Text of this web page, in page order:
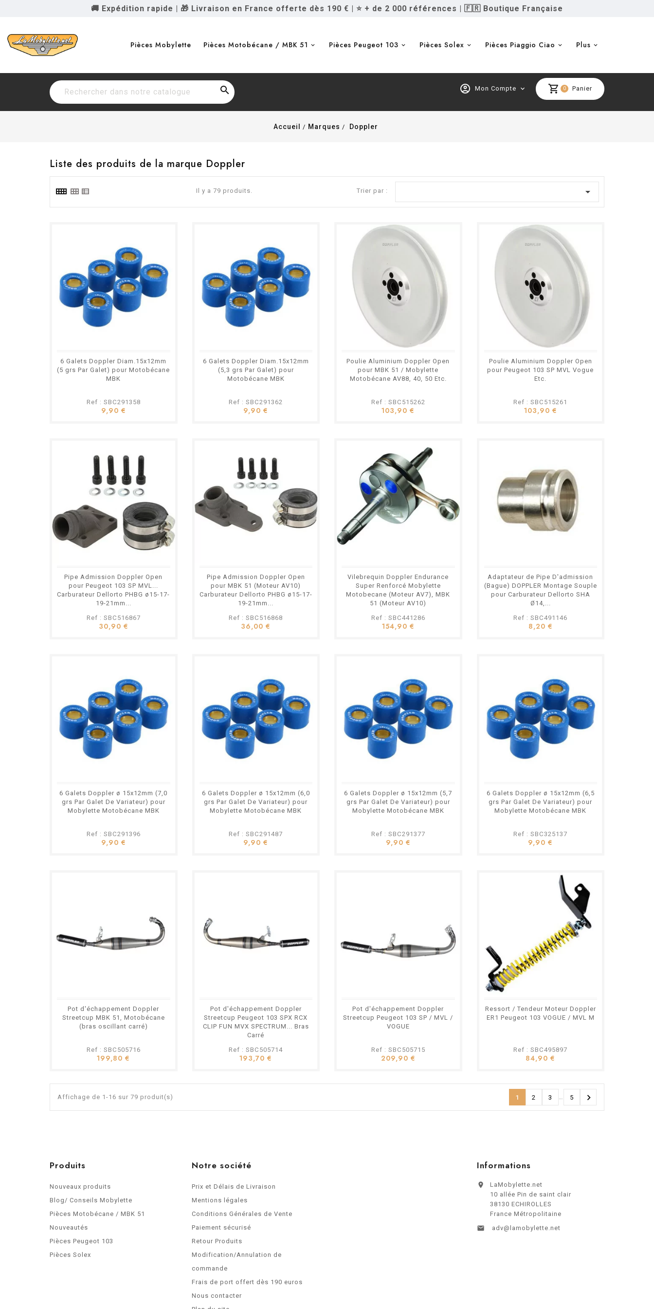
🚚 Expédition rapide | 🎁 Livraison en France offerte dès 190 € | ⭐ + de 2 000 références | 🇫🇷 Boutique Française
Pièces Mobylette Pièces Motobécane / MBK 51 Pièces Peugeot 103 Pièces Solex Pièces Piaggio Ciao Plus
 shopping_cart 0 Panier
account_circle Mon Compte expand_more
Accueil Marques Doppler
Liste des produits de la marque Doppler
Il y a 79 produits. Trier par : 
6 Galets Doppler Diam.15x12mm
(5 grs Par Galet) pour Motobécane
MBK
Ref : SBC291358
9,90 €
6 Galets Doppler Diam.15x12mm
(5,3 grs Par Galet) pour
Motobécane MBK
Ref : SBC291362
9,90 €
Poulie Aluminium Doppler Open
pour MBK 51 / Mobylette
Motobécane AV88, 40, 50 Etc.
Ref : SBC515262
103,90 €
Poulie Aluminium Doppler Open
pour Peugeot 103 SP MVL Vogue
Etc.
Ref : SBC515261
103,90 €
Pipe Admission Doppler Open
pour Peugeot 103 SP MVL...
Carburateur Dellorto PHBG ø15-17-
19-21mm...
Ref : SBC516867
30,90 €
Pipe Admission Doppler Open
pour MBK 51 (Moteur AV10)
Carburateur Dellorto PHBG ø15-17-
19-21mm...
Ref : SBC516868
36,00 €
Vilebrequin Doppler Endurance
Super Renforcé Mobylette
Motobecane (Moteur AV7), MBK
51 (Moteur AV10)
Ref : SBC441286
154,90 €
Adaptateur de Pipe D'admission
(Bague) DOPPLER Montage Souple
pour Carburateur Dellorto SHA
Ø14,...
Ref : SBC491146
8,20 €
6 Galets Doppler ø 15x12mm (7,0
grs Par Galet De Variateur) pour
Mobylette Motobécane MBK
Ref : SBC291396
9,90 €
6 Galets Doppler ø 15x12mm (6,0
grs Par Galet De Variateur) pour
Mobylette Motobécane MBK
Ref : SBC291487
9,90 €
6 Galets Doppler ø 15x12mm (5,7
grs Par Galet De Variateur) pour
Mobylette Motobécane MBK
Ref : SBC291377
9,90 €
6 Galets Doppler ø 15x12mm (6,5
grs Par Galet De Variateur) pour
Mobylette Motobécane MBK
Ref : SBC325137
9,90 €
Pot d'échappement Doppler
Streetcup MBK 51, Motobécane
(bras oscillant carré)
Ref : SBC505716
199,80 €
Pot d'échappement Doppler
Streetcup Peugeot 103 SPX RCX
CLIP FUN MVX SPECTRUM... Bras
Carré
Ref : SBC505714
193,70 €
Pot d'échappement Doppler
Streetcup Peugeot 103 SP / MVL /
VOGUE
Ref : SBC505715
209,90 €
Ressort / Tendeur Moteur Doppler
ER1 Peugeot 103 VOGUE / MVL M
Ref : SBC495897
84,90 €
Affichage de 1-16 sur 79 produit(s) 1 2 3 … 5 
Produits
Nouveaux produits
Blog/ Conseils Mobylette
Pièces Motobécane / MBK 51
Nouveautés
Pièces Peugeot 103
Pièces Solex
Notre société
Prix et Délais de Livraison
Mentions légales
Conditions Générales de Vente
Paiement sécurisé
Retour Produits
Modification/Annulation de
commande
Frais de port offert dès 190 euros
Nous contacter
Informations

LaMobylette.net
10 allée Pin de saint clair
38130 ECHIROLLES
France Métropolitaine
 adv@lamobylette.net